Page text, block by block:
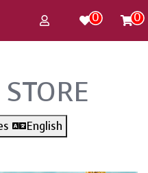
0 0
English